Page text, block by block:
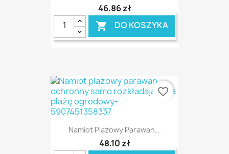
46,86 zł
 DO KOSZYKA
Namiot Plażowy Parawan...
48,10 zł
favorite_border